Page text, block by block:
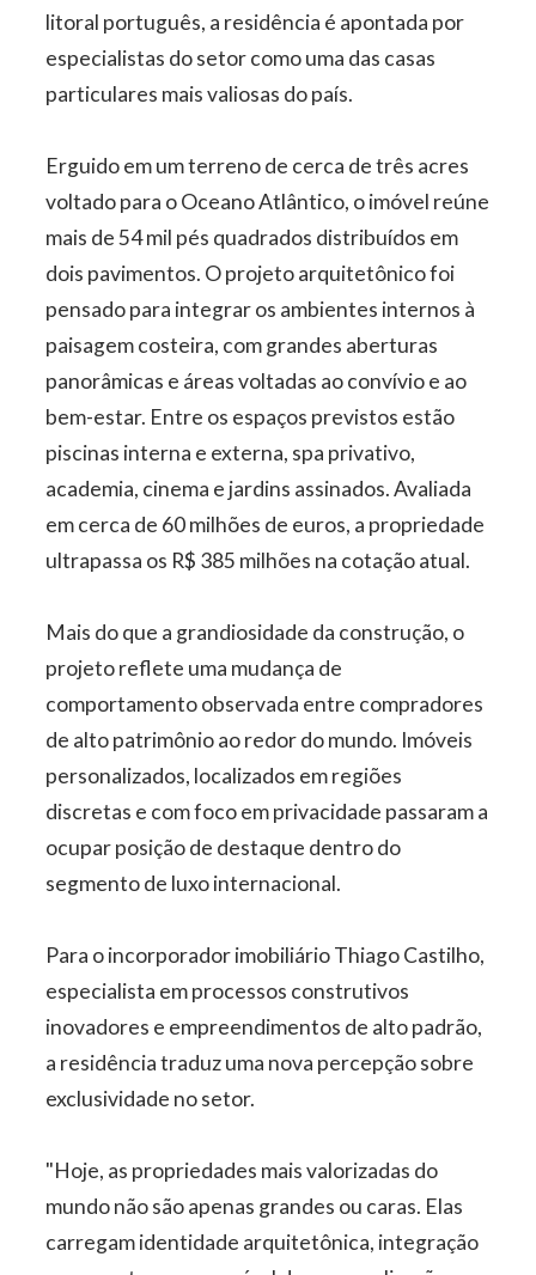
litoral português, a residência é apontada por
especialistas do setor como uma das casas
particulares mais valiosas do país.
Erguido em um terreno de cerca de três acres
voltado para o Oceano Atlântico, o imóvel reúne
mais de 54 mil pés quadrados distribuídos em
dois pavimentos. O projeto arquitetônico foi
pensado para integrar os ambientes internos à
paisagem costeira, com grandes aberturas
panorâmicas e áreas voltadas ao convívio e ao
bem-estar. Entre os espaços previstos estão
piscinas interna e externa, spa privativo,
academia, cinema e jardins assinados. Avaliada
em cerca de 60 milhões de euros, a propriedade
ultrapassa os R$ 385 milhões na cotação atual.
Mais do que a grandiosidade da construção, o
projeto reflete uma mudança de
comportamento observada entre compradores
de alto patrimônio ao redor do mundo. Imóveis
personalizados, localizados em regiões
discretas e com foco em privacidade passaram a
ocupar posição de destaque dentro do
segmento de luxo internacional.
Para o incorporador imobiliário Thiago Castilho,
especialista em processos construtivos
inovadores e empreendimentos de alto padrão,
a residência traduz uma nova percepção sobre
exclusividade no setor.
"Hoje, as propriedades mais valorizadas do
mundo não são apenas grandes ou caras. Elas
carregam identidade arquitetônica, integração